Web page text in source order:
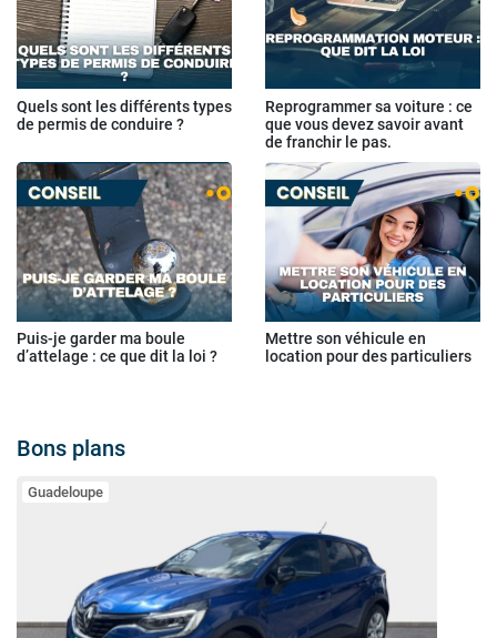
Quels sont les différents types
de permis de conduire ?
Reprogrammer sa voiture : ce
que vous devez savoir avant
de franchir le pas.
Puis-je garder ma boule
d’attelage : ce que dit la loi ?
Mettre son véhicule en
location pour des particuliers
Bons plans
Guadeloupe